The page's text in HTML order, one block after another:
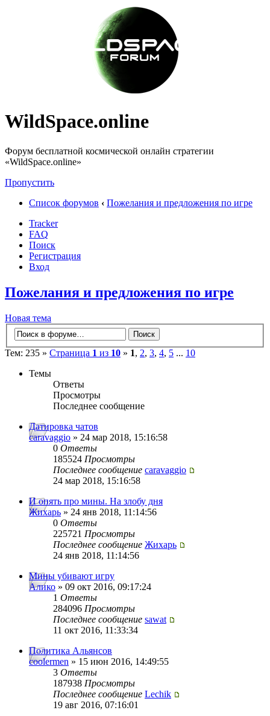
WildSpace.online
Форум бесплатной космической онлайн стратегии
«WildSpace.online»
Пропустить
Список форумов ‹ Пожелания и предложения по игре
Tracker
FAQ
Поиск
Регистрация
Вход
Пожелания и предложения по игре
Новая тема
Тем: 235 » Страница 1 из 10 » 1, 2, 3, 4, 5 ... 10
Темы
Ответы
Просмотры
Последнее сообщение
Датировка чатов
caravaggio » 24 мар 2018, 15:16:58
0 Ответы
185524 Просмотры
Последнее сообщение caravaggio
24 мар 2018, 15:16:58
И опять про мины. На злобу дня
Жихарь » 24 янв 2018, 11:14:56
0 Ответы
225721 Просмотры
Последнее сообщение Жихарь
24 янв 2018, 11:14:56
Мины убивают игру
Алико » 09 окт 2016, 09:17:24
1 Ответы
284096 Просмотры
Последнее сообщение sawat
11 окт 2016, 11:33:34
Политика Альянсов
coolermen » 15 июн 2016, 14:49:55
3 Ответы
187938 Просмотры
Последнее сообщение Lechik
19 авг 2016, 07:16:01